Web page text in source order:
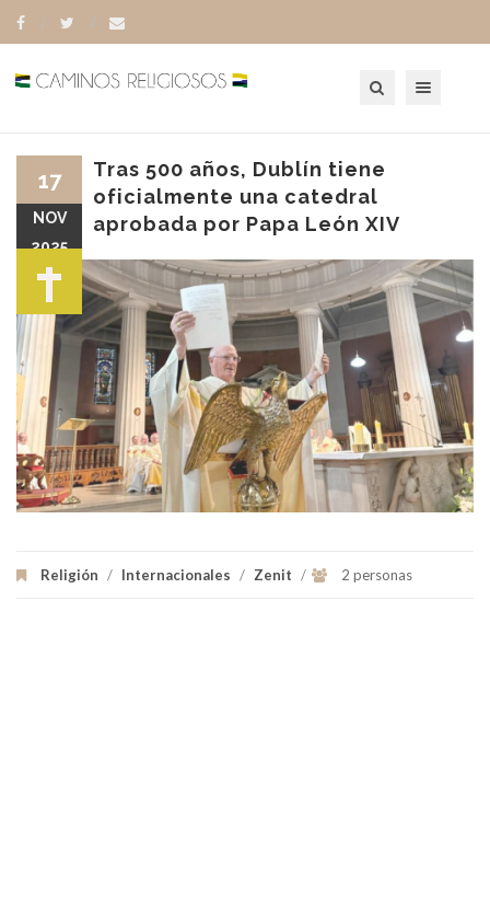
Tras 500 años, Dublín tiene
oficialmente una catedral
aprobada por Papa León XIV
Religión / Internacionales / Zenit / 2 personas
17
NOV
2025